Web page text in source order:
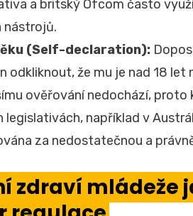
a britský Ofcom často
nástrojů.
(Self-declaration):
odkliknout, že mu je nad 18
ověřování nedochází,
legislativách, například v
za nedostatečnou a
zdraví mládeže